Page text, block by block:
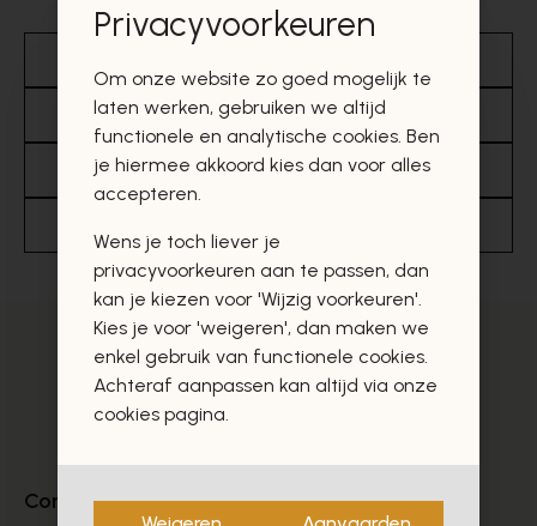
Algemene informatie
Onze partners Sneakers Merken
Contact
Privacyvoorkeuren
Om onze website zo goed mogelijk te
laten werken, gebruiken we altijd
functionele en analytische cookies. Ben
je hiermee akkoord kies dan voor alles
accepteren.
Wens je toch liever je
privacyvoorkeuren aan te passen, dan
kan je kiezen voor 'Wijzig voorkeuren'.
Kies je voor 'weigeren', dan maken we
enkel gebruik van functionele cookies.
Achteraf aanpassen kan altijd via onze
cookies pagina.